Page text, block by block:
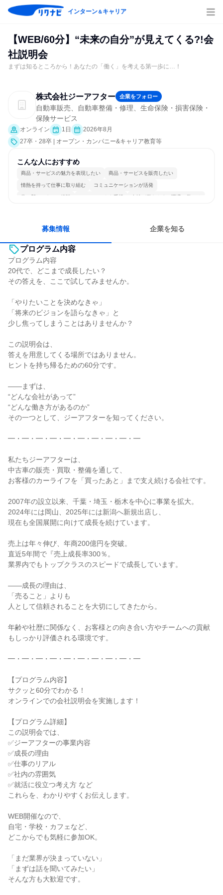
インターン＆キャリア
【WEB/60分】“未来の自分”が見えてくる?!会
社説明会
まずは知るところから！あなたの「働く」を考える第一歩に…！
株式会社ジーアフター 企業をフォロー
自動車販売、自動車整備・修理、生命保険・損害保険・
保険サービス
オンライン 1日
2026年8月
27卒・28卒 | オープン・カンパニー&キャリア教育等
こんな人におすすめ
商品・サービスの魅力を表現したい 商品・サービスを販売したい
情熱を持って仕事に取り組む コミュニケーションが活発
常に新しいものに挑戦 チームワークを重視 女性が働きやすい環境で働ける
募集情報 企業を知る
プログラム内容
プログラム内容
20代で、どこまで成長したい？
その答えを、ここで試してみませんか。
「やりたいことを決めなきゃ」
「将来のビジョンを語らなきゃ」と
少し焦ってしまうことはありませんか？
この説明会は、
答えを用意してくる場所ではありません。
ヒントを持ち帰るための60分です。
――まずは、
“どんな会社があって”
“どんな働き方があるのか”
その一つとして、ジーアフターを知ってください。
━・━・━・━・━・━・━・━・━・━
私たちジーアフターは、
中古車の販売・買取・整備を通して、
お客様のカーライフを「買ったあと」まで支え続ける会社です。
2007年の設立以来、千葉・埼玉・栃木を中心に事業を拡大。
2024年には岡山、2025年には新潟へ新規出店し、
現在も全国展開に向けて成長を続けています。
売上は年々伸び、年商200億円を突破。
直近5年間で『売上成長率300％。
業界内でもトップクラスのスピードで成長しています。
――成長の理由は、
「売ること」よりも
人として信頼されることを大切にしてきたから。
年齢や社歴に関係なく、お客様との向き合い方やチームへの貢献
もしっかり評価される環境です。
━・━・━・━・━・━・━・━・━・━
【プログラム内容】
サクッと60分でわかる！
オンラインでの会社説明会を実施します！
【プログラム詳細】
この説明会では、
✅ジーアフターの事業内容
✅成長の理由
✅仕事のリアル
✅社内の雰囲気
✅就活に役立つ考え方 など
これらを、わかりやすくお伝えします。
WEB開催なので、
自宅・学校・カフェなど、
どこからでも気軽に参加OK。
「まだ業界が決まっていない」
「まずは話を聞いてみたい」
そんな方も大歓迎です。